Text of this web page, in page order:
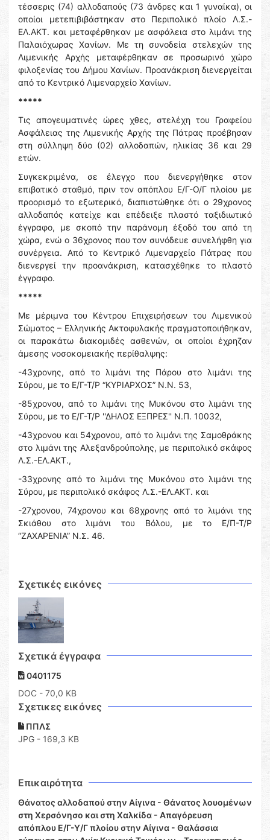
τέσσερις (74) αλλοδαπούς (73 άνδρες και 1 γυναίκα), οι
οποίοι μετεπιβιβάστηκαν στο Περιπολικό πλοίο Λ.Σ.-
ΕΛ.ΑΚΤ. και μεταφέρθηκαν με ασφάλεια στο λιμάνι της
Παλαιόχωρας Χανίων. Με τη συνοδεία στελεχών της
Λιμενικής Αρχής μεταφέρθηκαν σε προσωρινό χώρο
φιλοξενίας του Δήμου Χανίων. Προανάκριση διενεργείται
από το Κεντρικό Λιμεναρχείο Χανίων.
*****
Τις απογευματινές ώρες χθες, στελέχη του Γραφείου
Ασφάλειας της Λιμενικής Αρχής της Πάτρας προέβησαν
στη σύλληψη δύο (02) αλλοδαπών, ηλικίας 36 και 29
ετών.
Συγκεκριμένα, σε έλεγχο που διενεργήθηκε στον
επιβατικό σταθμό, πριν τον απόπλου Ε/Γ-Ο/Γ πλοίου με
προορισμό το εξωτερικό, διαπιστώθηκε ότι ο 29χρονος
αλλοδαπός κατείχε και επέδειξε πλαστό ταξιδιωτικό
έγγραφο, με σκοπό την παράνομη έξοδό του από τη
χώρα, ενώ ο 36χρονος που τον συνόδευε συνελήφθη για
συνέργεια. Από το Κεντρικό Λιμεναρχείο Πάτρας που
διενεργεί την προανάκριση, κατασχέθηκε το πλαστό
έγγραφο.
*****
Με μέριμνα του Κέντρου Επιχειρήσεων του Λιμενικού
Σώματος – Ελληνικής Ακτοφυλακής πραγματοποιήθηκαν,
οι παρακάτω διακομιδές ασθενών, οι οποίοι έχρηζαν
άμεσης νοσοκομειακής περίθαλψης:
-43χρονης, από το λιμάνι της Πάρου στο λιμάνι της
Σύρου, με το Ε/Γ-Τ/Ρ “ΚΥΡΙΑΡΧΟΣ” Ν.Ν. 53,
-85χρονου, από το λιμάνι της Μυκόνου στο λιμάνι της
Σύρου, με το Ε/Γ-Τ/Ρ ''ΔΗΛΟΣ ΕΞΠΡΕΣ'' Ν.Π. 10032,
-43χρονου και 54χρονου, από το λιμάνι της Σαμοθράκης
στο λιμάνι της Αλεξανδρούπολης, με περιπολικό σκάφος
Λ.Σ.-ΕΛ.ΑΚΤ.,
-33χρονης από το λιμάνι της Μυκόνου στο λιμάνι της
Σύρου, με περιπολικό σκάφος Λ.Σ.-ΕΛ.ΑΚΤ. και
-27χρονου, 74χρονου και 68χρονης από το λιμάνι της
Σκιάθου στο λιμάνι του Βόλου, με το Ε/Π-Τ/Ρ
“ΖΑΧΑΡΕΝΙΑ” Ν.Σ. 46.
Σχετικές εικόνες
Σχετικά έγγραφα
0401175
DOC - 70,0 KB
Σχετικες εικόνες
ΠΠΛΣ
JPG - 169,3 KB
Επικαιρότητα
Θάνατος αλλοδαπού στην Αίγινα - Θάνατος λουομένων
στη Χερσόνησο και στη Χαλκίδα - Απαγόρευση
απόπλου Ε/Γ-Υ/Γ πλοίου στην Αίγινα - Θαλάσσια